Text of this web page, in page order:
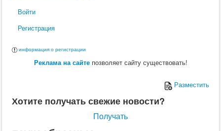
Войти
Регистрация
информация о регистрации
Реклама на сайтепозволяет сайту существовать!
Разместить
Хотите получать свежие новости?
Получать